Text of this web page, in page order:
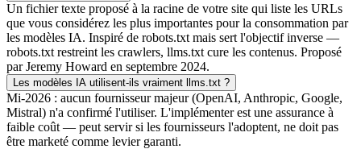
Un fichier texte proposé à la racine de votre site qui liste les URLs
que vous considérez les plus importantes pour la consommation par
les modèles IA. Inspiré de robots.txt mais sert l'objectif inverse —
robots.txt restreint les crawlers, llms.txt cure les contenus. Proposé
par Jeremy Howard en septembre 2024.
Les modèles IA utilisent-ils vraiment llms.txt ?
Mi-2026 : aucun fournisseur majeur (OpenAI, Anthropic, Google,
Mistral) n'a confirmé l'utiliser. L'implémenter est une assurance à
faible coût — peut servir si les fournisseurs l'adoptent, ne doit pas
être marketé comme levier garanti.